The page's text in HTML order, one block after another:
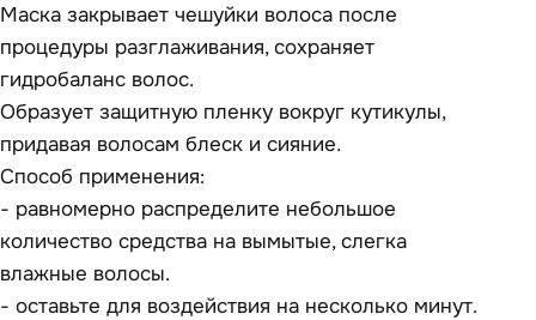
Маска закрывает чешуйки волоса после
процедуры разглаживания, сохраняет
гидробаланс волос.
Образует защитную пленку вокруг кутикулы,
придавая волосам блеск и сияние.
Способ применения:
- равномерно распределите небольшое
количество средства на вымытые, слегка
влажные волосы.
- оставьте для воздействия на несколько минут.